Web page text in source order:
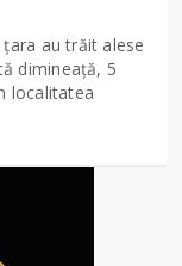
au trăit alese
dimineață, 5
localitatea